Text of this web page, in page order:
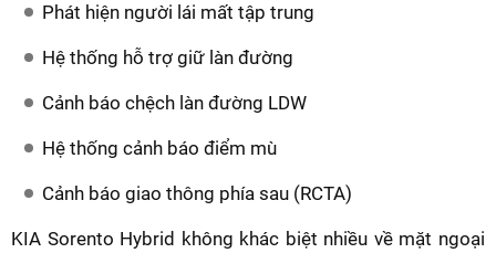
Phát hiện người lái mất tập trung
Hệ thống hỗ trợ giữ làn đường
Cảnh báo chệch làn đường LDW
Hệ thống cảnh báo điểm mù
Cảnh báo giao thông phía sau (RCTA)
KIA Sorento Hybrid không khác biệt nhiều về mặt ngoại